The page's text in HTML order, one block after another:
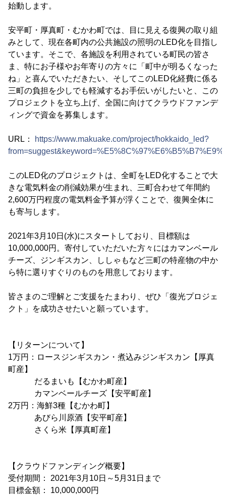
始動します。
安平町・厚真町・むかわ町では、目に見える復興の取り組
みとして、現在各町内の公共施設の照明のLED化を目指し
ています。そこで、各施設を利用されている町民の皆さ
ま、特にお子様やお年寄りの方々に「町中が明るくなった
ね」と喜んでいただきたい、そしてこのLED化経費に係る
三町の負担を少しでも軽減するお手伝いがしたいと、この
プロジェクトを立ち上げ、全国に向けてクラウドファンデ
ィングで資金を募集します。
URL：
https://www.makuake.com/project/hokkaido_led?
このLED化のプロジェクトは、全町をLED化することで大
きな電気料金の削減効果が生まれ、三町合わせて年間約
2,600万円程度の電気料金予算が浮くことで、復興全体に
も寄与します。
2021年3月10日(水)にスタートしており、目標額は
10,000,000円。寄付していただいた方々にはカマンベール
チーズ、ジンギスカン、ししゃもなど三町の特産物の中か
ら特に選りすぐりのものを用意しております。
皆さまのご理解とご支援をたまわり、ぜひ「復光プロジェ
クト」を成功させたいと願っています。
【リターンについて】
1万円：ロースジンギスカン・煮込みジンギスカン【厚真
町産】
だるまいも【むかわ町産】
カマンベールチーズ【安平町産】
2万円：海鮮3種【むかわ町】
あびら川原酒【安平町産】
さくら米【厚真町産】
【クラウドファンディング概要】
受付期間： 2021年3月10日～5月31日まで
目標金額： 10,000,000円